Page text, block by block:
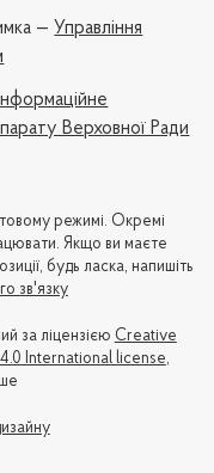
— Управління
Верховної Ради
режимі. Окремі
Якщо ви маєте
будь ласка, напишіть
зв'язку
за ліцензією Creative
International license,